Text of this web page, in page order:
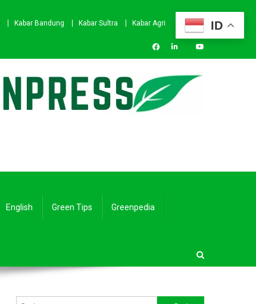
Kabar Bandung Kabar Sultra
Kabar Agri
English Green Tips Greenpedia
ID